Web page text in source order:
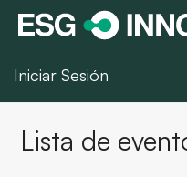
Iniciar Sesión
Lista de